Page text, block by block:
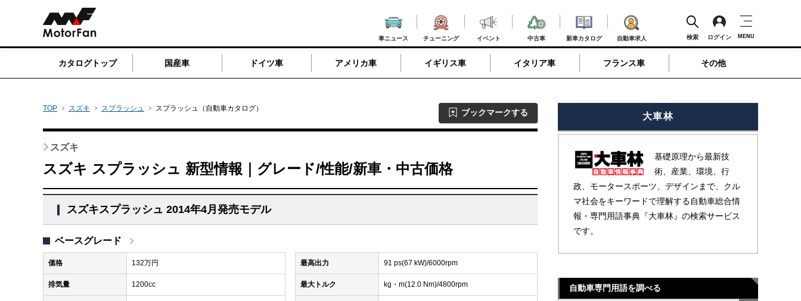
車ニュース チューニング イベント 中古車 新車カタログ 自動車求人 検索 ログイン MENU
カタログトップ 国産車 ドイツ車 アメリカ車 イギリス車 イタリア車 フランス車 その他
TOP スズキ スプラッシュ スプラッシュ（自動車カタログ）
スズキ
スズキ スプラッシュ 新型情報｜グレード/性能/新車・中古価格
ブックマークする
スズキスプラッシュ 2014年4月発売モデル
ベースグレード
価格 132万円
排気量 1200cc
最高出力 91 ps(67 kW)/6000rpm
最大トルク kg・m(12.0 Nm)/4800rpm
大車林
基礎原理から最新技
術、産業、環境、行
政、モータースポーツ、デザインまで、クル
マ社会をキーワードで理解する自動車総合情
報・専門用語事典『大車林』の検索サービス
です。
自動車専門用語を調べる